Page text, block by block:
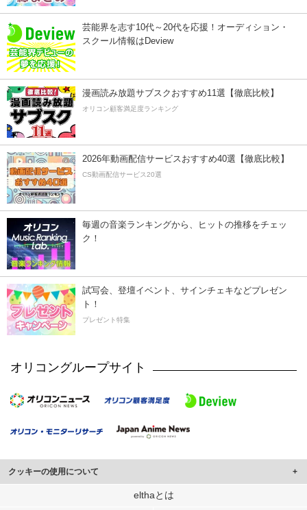
芸能界を志す10代～20代を応援！オーディション・
スクール情報はDeview
漫画読み放題サブスクおすすめ11選【徹底比較】
オリコン顧客満足度ランキング
2026年動画配信サービスおすすめ40選【徹底比較】
CS動画配信サービス20選
毎週の音楽ランキングから、ヒットの推移をチェッ
ク！
試写会、登壇イベント、サインチェキなどプレゼン
ト！
プレゼント特集
オリコングループサイト
クッキーの使用について
このサイトでは Cookie を使用して、ユーザーに合わせたコンテンツや広告の
elthaとは